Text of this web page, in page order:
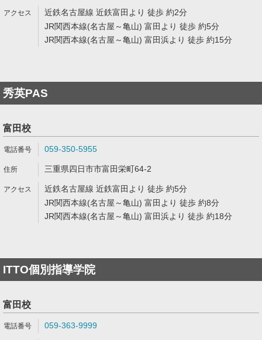
近鉄名古屋線 近鉄富田より 徒歩 約2分
JR関西本線(名古屋～亀山) 富田より 徒歩 約5分
JR関西本線(名古屋～亀山) 富田浜より 徒歩 約15分
秀英PAS
富田校
059-350-5955
三重県四日市市富田栄町64-2
近鉄名古屋線 近鉄富田より 徒歩 約5分
JR関西本線(名古屋～亀山) 富田より 徒歩 約8分
JR関西本線(名古屋～亀山) 富田浜より 徒歩 約18分
ITTO個別指導学院
富田校
059-363-9999